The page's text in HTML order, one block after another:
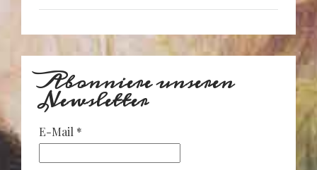
Abonniere unseren
Newsletter
E-Mail *